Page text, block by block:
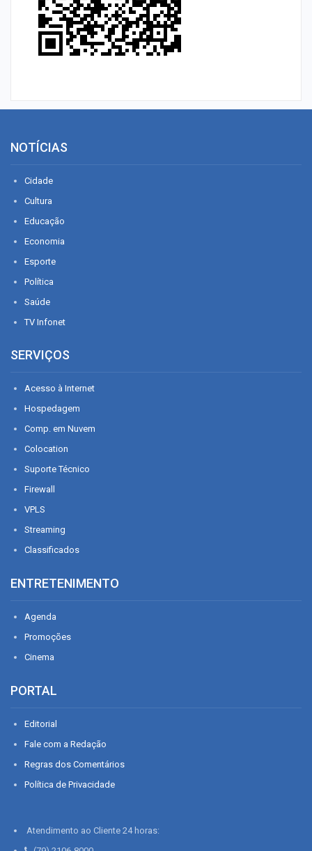
NOTÍCIAS
Cidade
Cultura
Educação
Economia
Esporte
Política
Saúde
TV Infonet
SERVIÇOS
Acesso à Internet
Hospedagem
Comp. em Nuvem
Colocation
Suporte Técnico
Firewall
VPLS
Streaming
Classificados
ENTRETENIMENTO
Agenda
Promoções
Cinema
PORTAL
Editorial
Fale com a Redação
Regras dos Comentários
Política de Privacidade
Atendimento ao Cliente 24 horas: